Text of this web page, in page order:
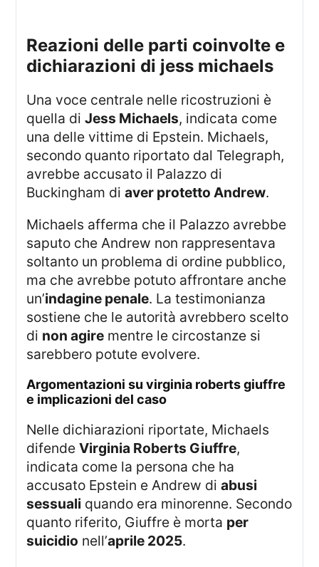
reazioni delle parti coinvolte e
dichiarazioni di jess michaels
Una voce centrale nelle ricostruzioni è
quella diJess Michaels, indicata come
una delle vittime di Epstein. Michaels,
secondo quanto riportato dal Telegraph,
avrebbe accusato il Palazzo di
Buckingham diaver protetto Andrew.
Michaels afferma che il Palazzo avrebbe
saputo che Andrew non rappresentava
soltanto un problema di ordine pubblico,
ma che avrebbe potuto affrontare anche
un’indagine penale. La testimonianza
sostiene che le autorità avrebbero scelto
di non agire mentre le circostanze si
sarebbero potute evolvere.
argomentazioni su virginia roberts giuffre
e implicazioni del caso
Nelle dichiarazioni riportate, Michaels
difendeVirginia Roberts Giuffre,
indicata come la persona che ha
accusato Epstein e Andrew diabusi
sessuali quando era minorenne. Secondo
quanto riferito, Giuffre è morta per
suicidio nell’aprile 2025.